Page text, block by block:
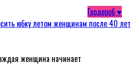
Гардероб ♥
юбку летом женщинам после 40 лет
женщина начинает